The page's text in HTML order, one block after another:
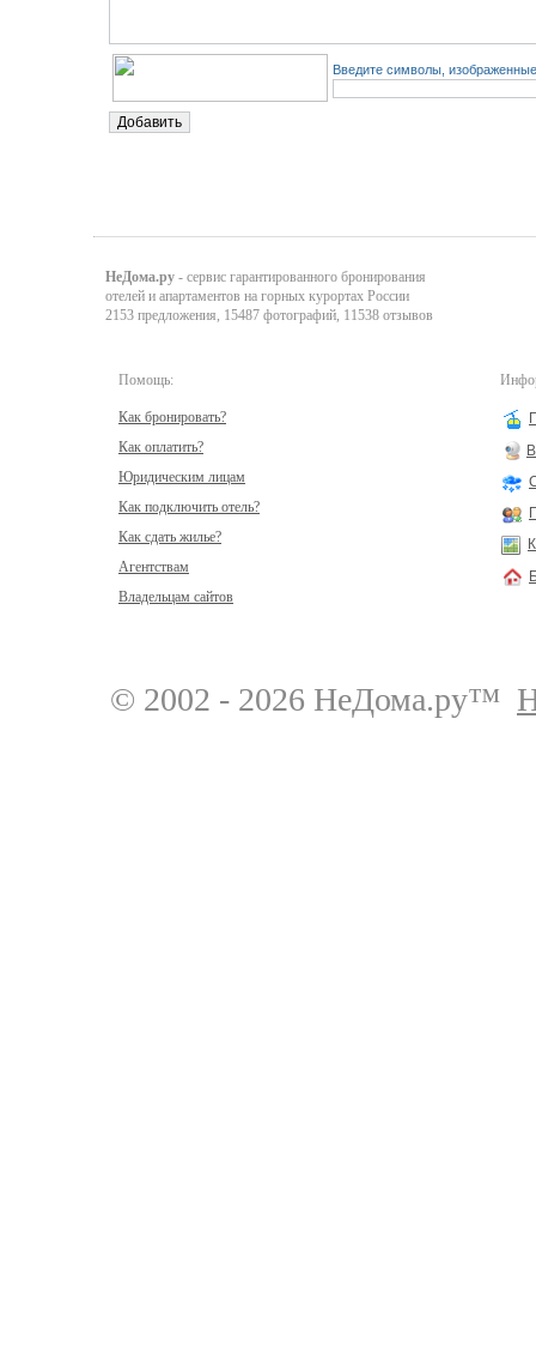
Введите символы,
НеДома.ру - сервис гарантированного бронирования
отелей и апартаментов на горных курортах России
2153 предложения, 15487 фотографий, 11538 отзывов
Помощь:
Как бронировать?
Как оплатить?
Юридическим лицам
Как подключить отель?
Как сдать жилье?
Агентствам
Владельцам сайтов
© 2002 - 2026 НеДома.ру™